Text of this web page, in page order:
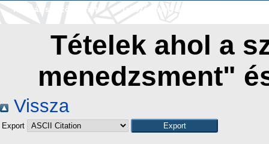
Tallózás szerző szerint
Tallózás nyelv szerint
Tételek ahol a
menedzsment"
Vissza
Export